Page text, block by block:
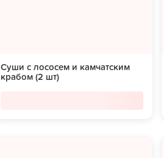
Суши с лососем и камчатским
крабом (2 шт)